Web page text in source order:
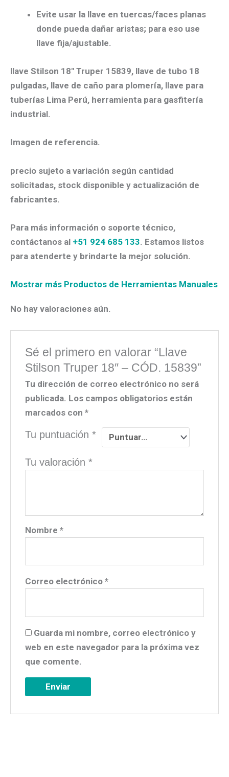
Evite usar la llave en tuercas/faces planas
donde pueda dañar aristas; para eso use
llave fija/ajustable.
llave Stilson 18″ Truper 15839, llave de tubo 18
pulgadas, llave de caño para plomería, llave para
tuberías Lima Perú, herramienta para gasfitería
industrial.
Imagen de referencia.
precio sujeto a variación según cantidad
solicitadas, stock disponible y actualización de
fabricantes.
Para más información o soporte técnico,
contáctanos al +51 924 685 133. Estamos listos
para atenderte y brindarte la mejor solución.
Mostrar más Productos de Herramientas Manuales
No hay valoraciones aún.
Sé el primero en valorar “Llave
Stilson Truper 18″ – CÓD. 15839”
Tu dirección de correo electrónico no será
publicada. Los campos obligatorios están
marcados con*
Tu puntuación*
Tu valoración*
Nombre*
Correo electrónico*
Guarda mi nombre, correo electrónico y
web en este navegador para la próxima vez
que comente.